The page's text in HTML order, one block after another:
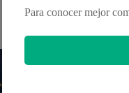
Para conocer mejor